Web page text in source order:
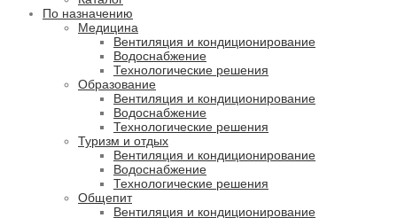
По назначению
Медицина
Вентиляция и кондиционирование
Водоснабжение
Технологические решения
Образование
Вентиляция и кондиционирование
Водоснабжение
Технологические решения
Туризм и отдых
Вентиляция и кондиционирование
Водоснабжение
Технологические решения
Общепит
Вентиляция и кондиционирование